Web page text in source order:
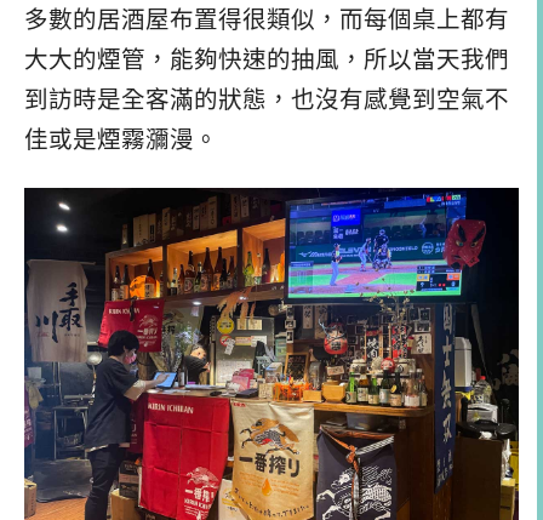
多數的居酒屋布置得很類似，而每個桌上都有
大大的煙管，能夠快速的抽風，所以當天我們
到訪時是全客滿的狀態，也沒有感覺到空氣不
佳或是煙霧瀰漫。